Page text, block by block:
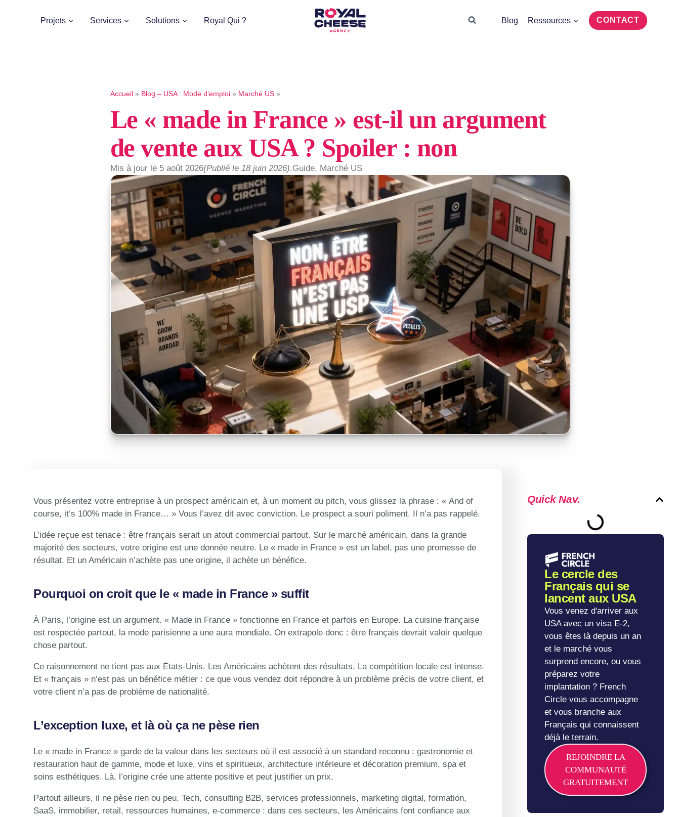
Projets Services Solutions Royal Qui ? Blog Ressources CONTACT
Accueil» Blog – USA : Mode d’emploi» Marché US»
Le « made in France » est-il un argument
de vente aux USA ? Spoiler : non
Mis à jour le 5 août 2026(Publié le 18 juin 2026).Guide, Marché US
Vous présentez votre entreprise à un prospect américain et, à un moment du pitch, vous glissez la phrase : « And of
course, it’s 100% made in France… » Vous l’avez dit avec conviction. Le prospect a souri poliment. Il n’a pas rappelé.
L’idée reçue est tenace : être français serait un atout commercial partout. Sur le marché américain, dans la grande
majorité des secteurs, votre origine est une donnée neutre. Le « made in France » est un label, pas une promesse de
résultat. Et un Américain n’achète pas une origine, il achète un bénéfice.
Pourquoi on croit que le « made in France » suffit
À Paris, l’origine est un argument. « Made in France » fonctionne en France et parfois en Europe. La cuisine française
est respectée partout, la mode parisienne a une aura mondiale. On extrapole donc : être français devrait valoir quelque
chose partout.
Ce raisonnement ne tient pas aux États-Unis. Les Américains achètent des résultats. La compétition locale est intense.
Et « français » n’est pas un bénéfice métier : ce que vous vendez doit répondre à un problème précis de votre client, et
votre client n’a pas de problème de nationalité.
L’exception luxe, et là où ça ne pèse rien
Le « made in France » garde de la valeur dans les secteurs où il est associé à un standard reconnu : gastronomie et
restauration haut de gamme, mode et luxe, vins et spiritueux, architecture intérieure et décoration premium, spa et
soins esthétiques. Là, l’origine crée une attente positive et peut justifier un prix.
Partout ailleurs, il ne pèse rien ou peu. Tech, consulting B2B, services professionnels, marketing digital, formation,
SaaS, immobilier, retail, ressources humaines, e-commerce : dans ces secteurs, les Américains font confiance aux
Quick Nav.
Le cercle des
Français qui se
lancent aux USA
Vous venez d'arriver aux
USA avec un visa E-2,
vous êtes là depuis un an
et le marché vous
surprend encore, ou vous
préparez votre
implantation ? French
Circle vous accompagne
et vous branche aux
Français qui connaissent
déjà le terrain.
REJOINDRE LA
COMMUNAUTÉ
GRATUITEMENT